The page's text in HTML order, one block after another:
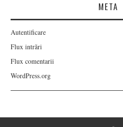
META
Autentificare
Flux intrări
Flux comentarii
WordPress.org